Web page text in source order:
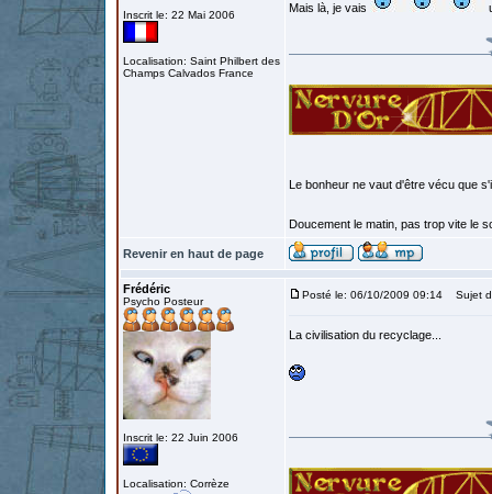
Inscrit le: 22 Mai 2006
Localisation: Saint Philbert des
Champs Calvados France
Mais là, je vais
Le bonheur ne vaut d'être vécu que
Doucement le matin, pas trop vite le
Revenir en haut de page
Frédéric
Psycho Posteur
Inscrit le: 22 Juin 2006
Localisation: Corrèze
Posté le: 06/10/2009 09:14 Sujet
La civilisation du recyclage...